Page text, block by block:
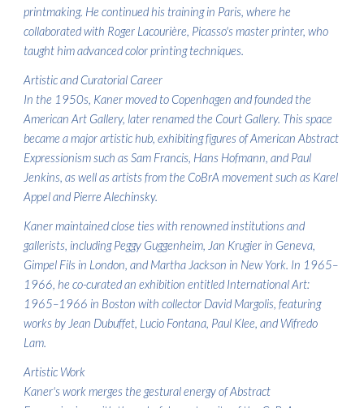
printmaking. He continued his training in Paris, where he
collaborated with Roger Lacourière, Picasso's master printer, who
taught him advanced color printing techniques.
Artistic and Curatorial Career
In the 1950s, Kaner moved to Copenhagen and founded the
American Art Gallery, later renamed the Court Gallery. This space
became a major artistic hub, exhibiting figures of American Abstract
Expressionism such as Sam Francis, Hans Hofmann, and Paul
Jenkins, as well as artists from the CoBrA movement such as Karel
Appel and Pierre Alechinsky.
Kaner maintained close ties with renowned institutions and
gallerists, including Peggy Guggenheim, Jan Krugier in Geneva,
Gimpel Fils in London, and Martha Jackson in New York. In 1965–
1966, he co-curated an exhibition entitled International Art:
1965–1966 in Boston with collector David Margolis, featuring
works by Jean Dubuffet, Lucio Fontana, Paul Klee, and Wifredo
Lam.
Artistic Work
Kaner's work merges the gestural energy of Abstract